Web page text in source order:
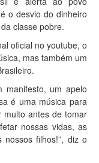
o desvio do dinheiro
classe pobre.
oficial no youtube, o
mas também um
manifesto, um apelo
é uma música para
muito antes de tomar
nossas vidas, as
filhos!”, diz o